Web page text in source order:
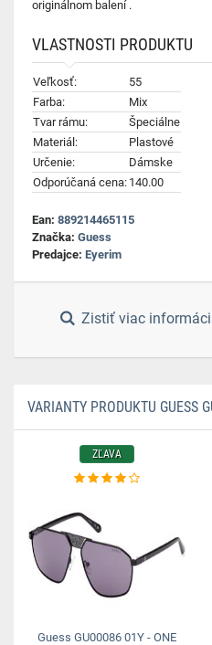
originálnom balení .
VLASTNOSTI PRODUKTU
Veľkosť:
55
Farba:
Mix
Tvar rámu:
Špeciálne
Materiál:
Plastové
Určenie:
Dámske
Odporúčaná cena: 140.00
Ean: 889214465115
Značka: Guess
Predajce: Eyerim
Zistiť viac
VARIANTY PRODUKTU GUESS
ZĽAVA
Guess GU00086 01Y - ONE